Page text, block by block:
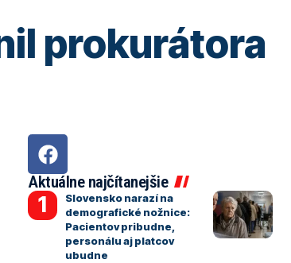
prokurátora
Aktuálne najčítanejšie
Slovensko narazí na
demografické nožnice:
Pacientov pribudne,
personálu aj platcov
ubudne